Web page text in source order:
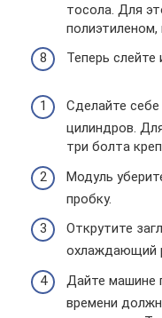
тосола. Для
полиэтиленом,
Теперь
Сделайте
цилиндров.
три болта
Модуль
пробку.
Открутите
охлаждающий
Дайте машине
времени